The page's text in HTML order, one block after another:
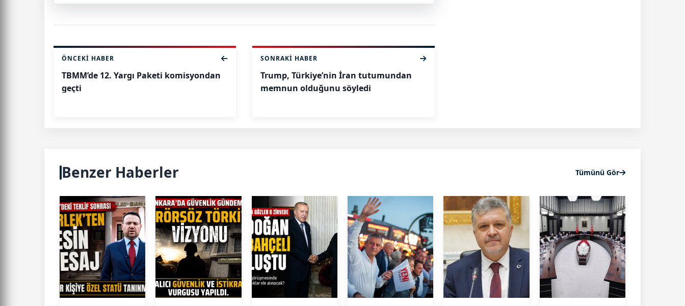
ÖNCEKI HABER
TBMM’de 12. Yargı Paketi komisyondan
geçti
SONRAKI HABER
Trump, Türkiye’nin İran tutumundan
memnun olduğunu söyledi
Benzer Haberler Tümünü Gör